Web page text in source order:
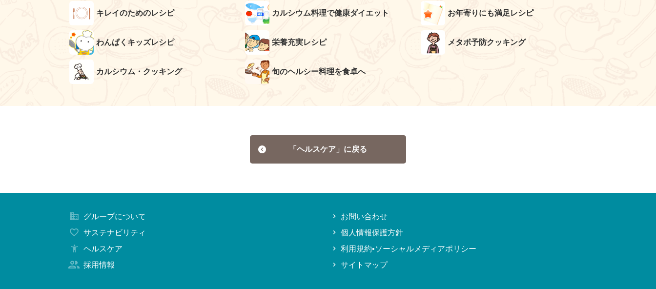
キレイのためのレシピ カルシウム料理で健康ダイエット お年寄りにも満足レシピ
わんぱくキッズレシピ 栄養充実レシピ メタボ予防クッキング
カルシウム・クッキング 旬のヘルシー料理を食卓へ
「ヘルスケア」に戻る
グループについて
サステナビリティ
ヘルスケア
採用情報
お問い合わせ
個人情報保護方針
利用規約•ソーシャルメディアポリシー
サイトマップ